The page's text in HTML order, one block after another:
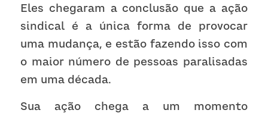
Eles chegaram a conclusão que a ação
sindical é a única forma de provocar
uma mudança, e estão fazendo isso com
o maior número de pessoas paralisadas
em uma década.
Sua ação chega a um momento